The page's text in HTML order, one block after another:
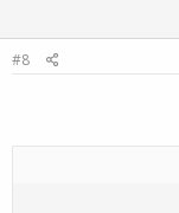
#8